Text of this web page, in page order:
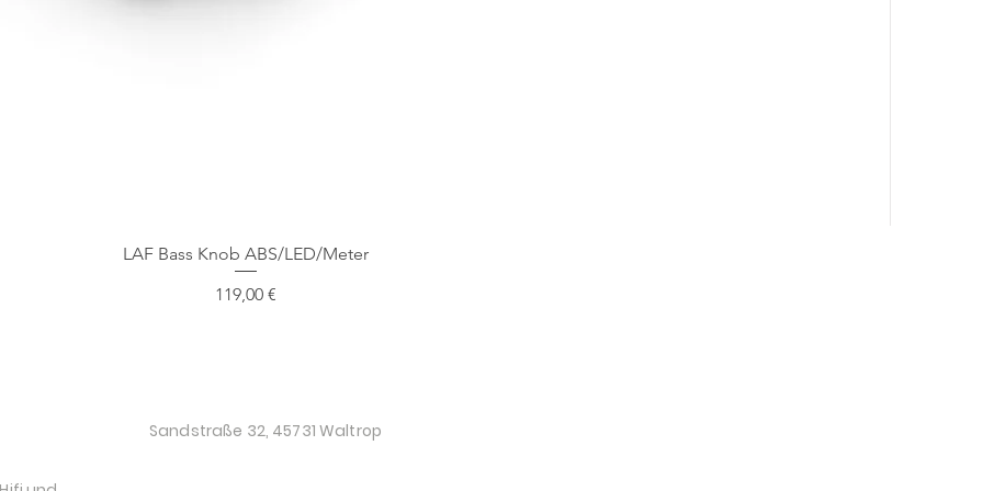
Schnellansicht
LAF Bass Knob ABS/LED/Meter
Preis
119,00 €
Sandstraße 32, 45731 Waltrop